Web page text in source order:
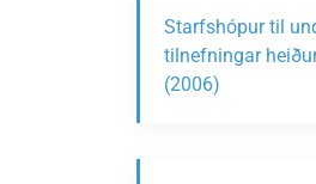
Starfshópur til
tilnefningar
(2006)